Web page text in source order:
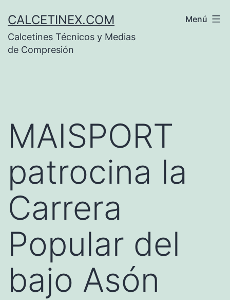
contenido
CALCETINEX.COM
Calcetines Técnicos y Medias
de Compresión
Menú
MAISPORT
patrocina la
Carrera
Popular del
bajo Asón